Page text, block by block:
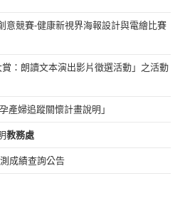
意競賽-健康新視界海報設計與電繪比賽
：朗讀文本演出影片徵選活動」之活動
產婦追蹤關懷計畫說明」
教務處
成績查詢公告